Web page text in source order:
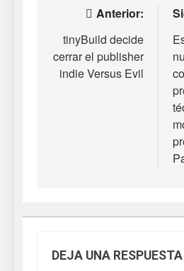
Navegación
de
entradas
Anterior:
tinyBuild decide
cerrar el publisher
indie Versus Evil
DEJA UNA RESPUESTA